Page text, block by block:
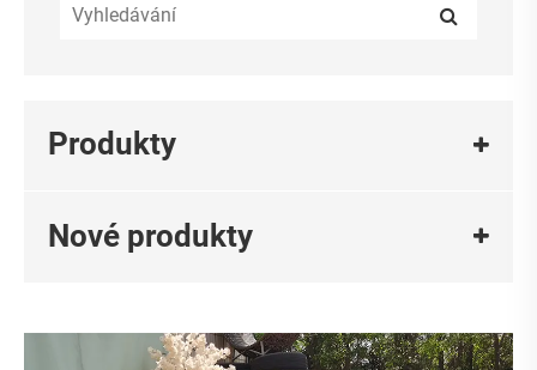
Produkty
Nové produkty